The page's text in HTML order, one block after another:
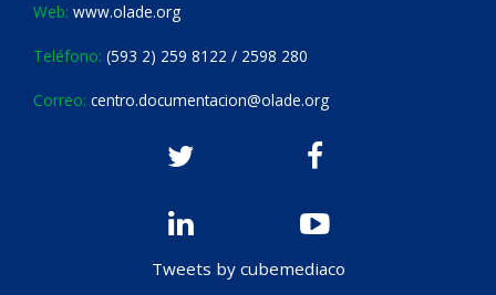
Web: www.olade.org
Teléfono: (593 2) 259 8122 / 2598 280
Correo: centro.documentacion@olade.org
Tweets by cubemediaco